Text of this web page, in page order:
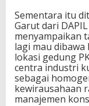
Sementara itu
Garut dari
menyampaikan
lagi mau
lokasi gedung
centra industri
sebagai
kewirausahaan
manajemen